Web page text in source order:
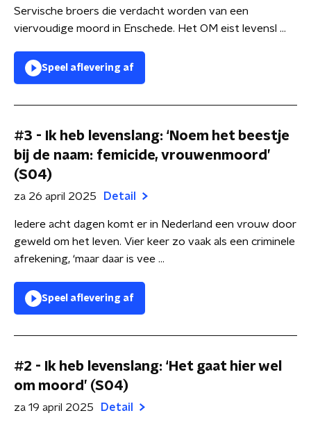
Servische broers die verdacht worden van een
viervoudige moord in Enschede. Het OM eist levensl ...
Speel aflevering af
#3 - Ik heb levenslang: ‘Noem het beestje
bij de naam: femicide, vrouwenmoord’
(S04)
za 26 april 2025 Detail
Iedere acht dagen komt er in Nederland een vrouw door
geweld om het leven. Vier keer zo vaak als een criminele
afrekening, ‘maar daar is vee ...
Speel aflevering af
#2 - Ik heb levenslang: ‘Het gaat hier wel
om moord’ (S04)
za 19 april 2025 Detail